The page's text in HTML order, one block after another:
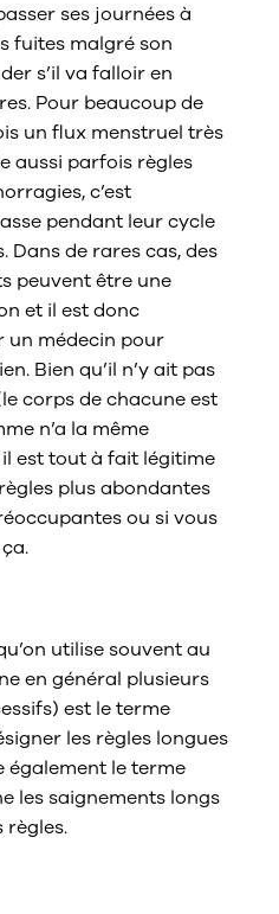
ses journées à
fuites malgré son
s’il va falloir en
Pour beaucoup de
un flux menstruel très
aussi parfois règles
c’est
pendant leur cycle
Dans de rares cas, des
peuvent être une
et il est donc
un médecin pour
Bien qu’il n’y ait pas
corps de chacune est
n’a la même
est tout à fait légitime
plus abondantes
ou si vous
utilise souvent au
en général plusieurs
est le terme
les règles longues
également le terme
les saignements longs
règles.